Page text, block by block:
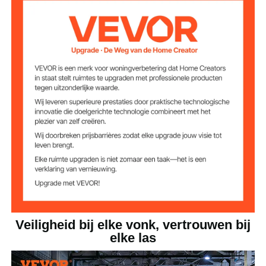
eau
niveaus
Hoofdmateriaal vlamvertragend vinyl
Aantal segmenten 8
Nettogewicht 6,93 kg
Productafmetinge
1,8 x 1,8 m
Veiligheid bij elke vonk, vertrouwen bij
elke las